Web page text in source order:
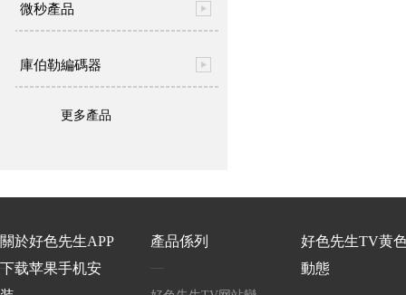
微秒產品
庫伯勒編碼器
更多產品
關於好色先生APP
下载苹果手机安
產品係列
好色先生TV黄
動態